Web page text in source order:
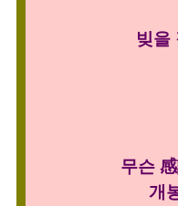
빚을
무슨
개